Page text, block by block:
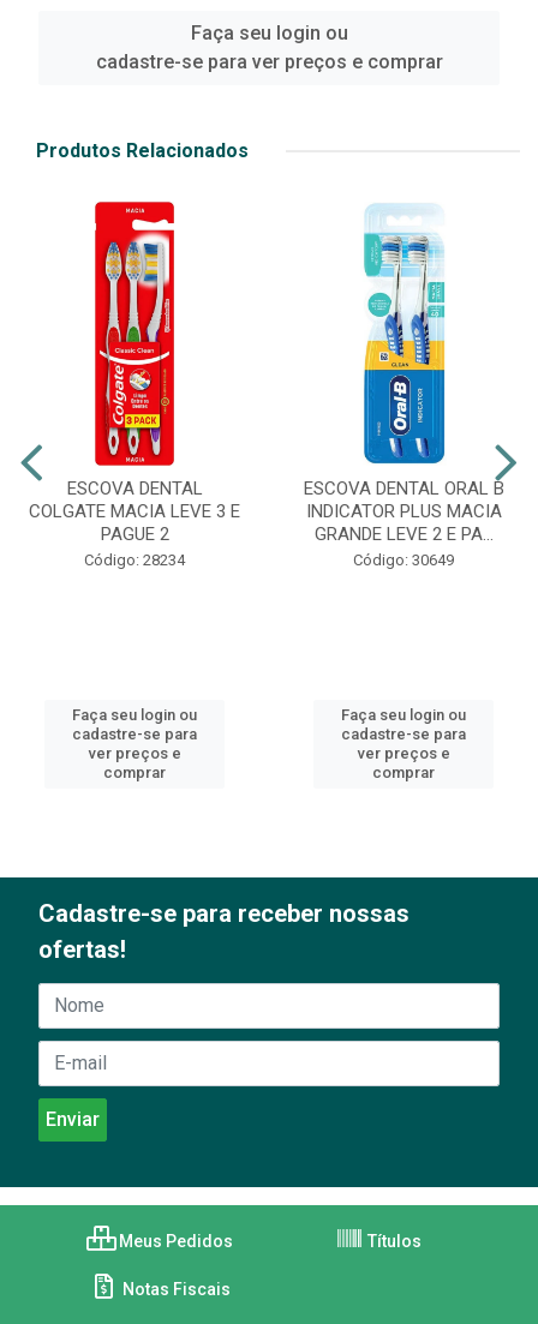
Faça seu login ou
cadastre-se para ver preços e comprar
Produtos Relacionados
ESCOVA DENTAL
COLGATE MACIA LEVE 3 E
PAGUE 2
Código: 28234
Faça seu login ou
cadastre-se para
ver preços e
comprar
ESCOVA DENTAL ORAL B
INDICATOR PLUS MACIA
GRANDE LEVE 2 E PA...
Código: 30649
Faça seu login ou
cadastre-se para
ver preços e
comprar
Cadastre-se para receber nossas
ofertas!
Meus Pedidos Títulos
Notas Fiscais